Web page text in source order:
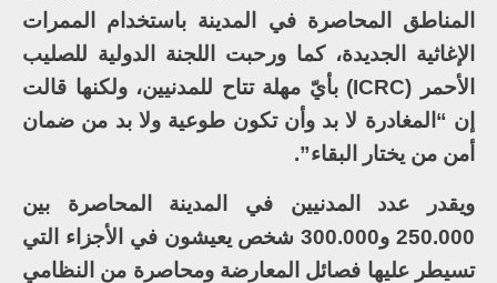
المناطق المحاصرة في المدينة باستخدام الممرات
الإغاثية الجديدة، كما ورحبت اللجنة الدولية للصليب
الأحمر (ICRC) بأيّ مهلة تتاح للمدنيين، ولكنها قالت
إن “المغادرة لا بد وأن تكون طوعية ولا بد من ضمان
أمن من يختار البقاء”.
ويقدر عدد المدنيين في المدينة المحاصرة بين
250.000 و300.000 شخص يعيشون في الأجزاء التي
تسيطر عليها فصائل المعارضة ومحاصرة من النظامي